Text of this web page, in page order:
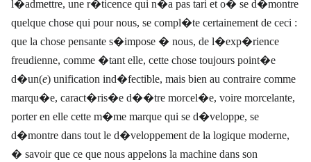
l�admettre, une r�ticence qui n�a pas tari et o� se d�montre
quelque chose qui pour nous, se compl�te certainement de ceci :
que la chose pensante s�impose � nous, de l�exp�rience
freudienne, comme �tant elle, cette chose toujours point�e
d�un(e) unification ind�fectible, mais bien au contraire comme
marqu�e, caract�ris�e d��tre morcel�e, voire morcelante,
porter en elle cette m�me marque qui se d�veloppe, se
d�montre dans tout le d�veloppement de la logique moderne,
� savoir que ce que nous appelons la machine dans son